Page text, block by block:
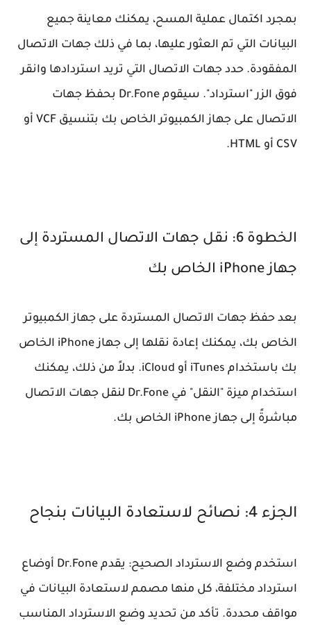
بمجرد اكتمال عملية المسح، يمكنك معاينة جميع
البيانات التي تم العثور عليها، بما في ذلك جهات الاتصال
المفقودة. حدد جهات الاتصال التي تريد استردادها وانقر
فوق الزر "استرداد". سيقوم Dr.Fone بحفظ جهات
الاتصال على جهاز الكمبيوتر الخاص بك بتنسيق VCF أو
CSV أو HTML.
الخطوة 6: نقل جهات الاتصال المستردة إلى
جهاز iPhone الخاص بك
بعد حفظ جهات الاتصال المستردة على جهاز الكمبيوتر
الخاص بك، يمكنك إعادة نقلها إلى جهاز iPhone الخاص
بك باستخدام iTunes أو iCloud. بدلاً من ذلك، يمكنك
استخدام ميزة "النقل" في Dr.Fone لنقل جهات الاتصال
مباشرةً إلى جهاز iPhone الخاص بك.
الجزء 4: نصائح لاستعادة البيانات بنجاح
استخدم وضع الاسترداد الصحيح: يقدم Dr.Fone أوضاع
استرداد مختلفة، كل منها مصمم لاستعادة البيانات في
مواقف محددة. تأكد من تحديد وضع الاسترداد المناسب